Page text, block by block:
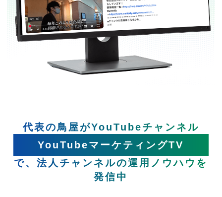
代表の鳥屋がYouTubeチャンネル
YouTubeマーケティングTV
で、法人チャンネルの運用ノウハウを
発信中